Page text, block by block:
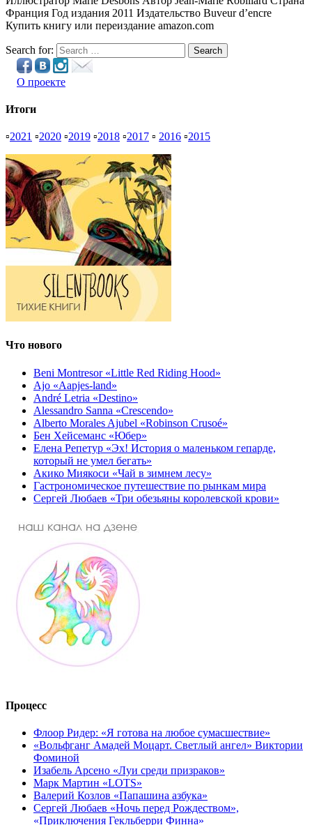
Франция Год издания 2011 Издательство Buveur d’encre
Купить книгу или переиздание amazon.com
Search for: Search
О проекте
Итоги
▫2021 ▫2020 ▫2019 ▫2018 ▫2017 ▫ 2016 ▫2015
Что нового
Beni Montresor «Little Red Riding Hood»
Ajo «Aapjes-land»
André Letria «Destino»
Alessandro Sanna «Crescendo»
Alberto Morales Ajubel «Robinson Crusoé»
Бен Хейсеманс «Юбер»
Елена Репетур «Эх! История о маленьком гепарде,
который не умел бегать»
Акико Миякоси «Чай в зимнем лесу»
Гастрономическое путешествие по рынкам мира
Сергей Любаев «Три обезьяны королевской крови»
Процесс
Флоор Ридер: «Я готова на любое сумасшествие»
«Вольфганг Амадей Моцарт. Светлый ангел» Виктории
Фоминой
Изабель Арсено «Луи среди призраков»
Марк Мартин «LOTS»
Валерий Козлов «Папашина азбука»
Сергей Любаев «Ночь перед Рождеством»,
«Приключения Гекльберри Финна»